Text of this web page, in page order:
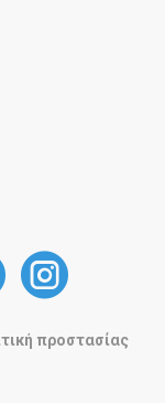
atπροστασίας